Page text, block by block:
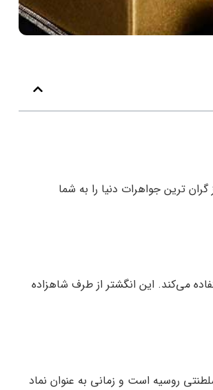
ترین جواهرات دنیا را به شما
میدلتون از این جواهرات استفاده می‌کند. این انگشتر از طرف شاهزاده
روسیه است و زمانی به عنوان نماد